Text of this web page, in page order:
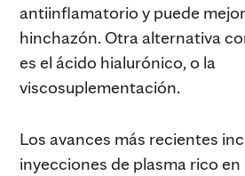
antiinflamatorio y puede
hinchazón. Otra alternativa
es el ácido hialurónico, o la
viscosuplementación.
Los avances más recientes
inyecciones de plasma rico